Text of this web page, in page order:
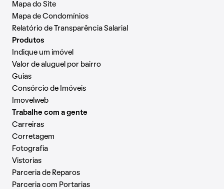
Mapa do Site
Mapa de Condomínios
Relatório de Transparência Salarial
Produtos
Indique um imóvel
Valor de aluguel por bairro
Guias
Consórcio de Imóveis
Imovelweb
Trabalhe com a gente
Carreiras
Corretagem
Fotografia
Vistorias
Parceria de Reparos
Parceria com Portarias